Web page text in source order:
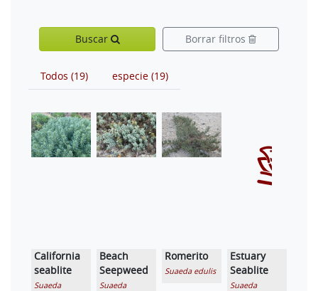
Buscar Borrar filtros
Todos (19) especie (19)
California
seablite
Suaeda
Beach
Seepweed
Suaeda
Romerito
Suaeda edulis
Estuary
Seablite
Suaeda